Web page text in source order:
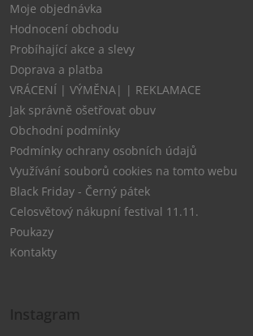
Moje objednávka
Hodnocení obchodu
Probíhající akce a slevy
Doprava a platba
VRÁCENÍ | VÝMĚNA| | REKLAMACE
Jak správně ošetřovat obuv
Obchodní podmínky
Podmínky ochrany osobních údajů
Využívání souborů cookies na tomto webu
Black Friday - Černý pátek
Celosvětový nákupní festival 11.11.
Poukazy
Kontakty
Instagram